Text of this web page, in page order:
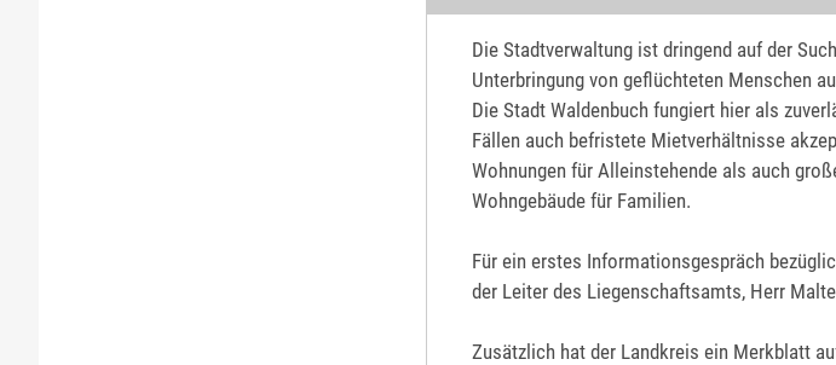
Die Stadtverwaltung ist dringend auf der
Unterbringung von geflüchteten Menschen
Die Stadt Waldenbuch fungiert hier als
Fällen auch befristete Mietverhältnisse
Wohnungen für Alleinstehende als auch
Wohngebäude für Familien.
Für ein erstes Informationsgespräch
der Leiter des Liegenschaftsamts, Herr
Zusätzlich hat der Landkreis ein Merkblatt